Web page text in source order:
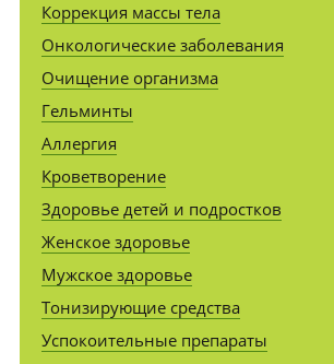
Коррекция массы тела
Онкологические заболевания
Очищение организма
Гельминты
Аллергия
Кроветворение
Здоровье детей и подростков
Женское здоровье
Мужское здоровье
Тонизирующие средства
Успокоительные препараты